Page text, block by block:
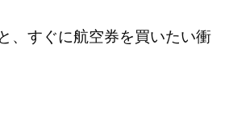
、すぐに航空券を買いたい衝